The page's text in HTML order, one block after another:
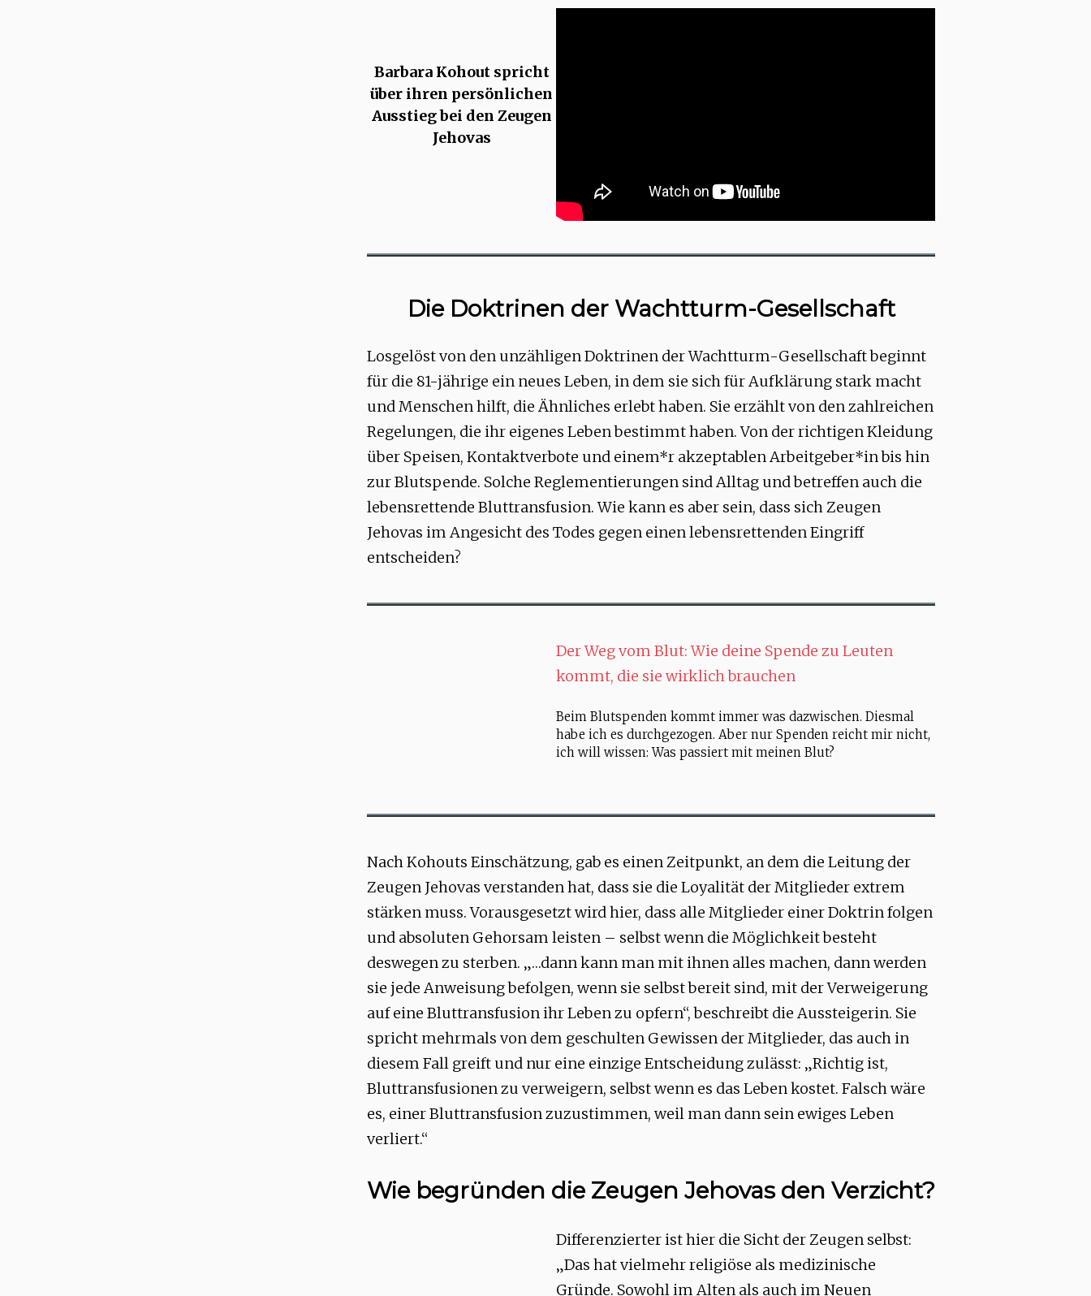
Barbara Kohout spricht
über ihren persönlichen
Ausstieg bei den Zeugen
Jehovas
Die Doktrinen der Wachtturm-Gesellschaft
Losgelöst von den unzähligen Doktrinen der Wachtturm-Gesellschaft beginnt
für die 81-jährige ein neues Leben, in dem sie sich für Aufklärung stark macht
und Menschen hilft, die Ähnliches erlebt haben. Sie erzählt von den zahlreichen
Regelungen, die ihr eigenes Leben bestimmt haben. Von der richtigen Kleidung
über Speisen, Kontaktverbote und einem*r akzeptablen Arbeitgeber*in bis hin
zur Blutspende. Solche Reglementierungen sind Alltag und betreffen auch die
lebensrettende Bluttransfusion. Wie kann es aber sein, dass sich Zeugen
Jehovas im Angesicht des Todes gegen einen lebensrettenden Eingriff
entscheiden?
Der Weg vom Blut: Wie deine Spende zu Leuten
kommt, die sie wirklich brauchen
Beim Blutspenden kommt immer was dazwischen. Diesmal
habe ich es durchgezogen. Aber nur Spenden reicht mir nicht,
ich will wissen: Was passiert mit meinen Blut?
Nach Kohouts Einschätzung, gab es einen Zeitpunkt, an dem die Leitung der
Zeugen Jehovas verstanden hat, dass sie die Loyalität der Mitglieder extrem
stärken muss. Vorausgesetzt wird hier, dass alle Mitglieder einer Doktrin folgen
und absoluten Gehorsam leisten – selbst wenn die Möglichkeit besteht
deswegen zu sterben. „…dann kann man mit ihnen alles machen, dann werden
sie jede Anweisung befolgen, wenn sie selbst bereit sind, mit der Verweigerung
auf eine Bluttransfusion ihr Leben zu opfern“, beschreibt die Aussteigerin. Sie
spricht mehrmals von dem geschulten Gewissen der Mitglieder, das auch in
diesem Fall greift und nur eine einzige Entscheidung zulässt: „Richtig ist,
Bluttransfusionen zu verweigern, selbst wenn es das Leben kostet. Falsch wäre
es, einer Bluttransfusion zuzustimmen, weil man dann sein ewiges Leben
verliert.“
Wie begründen die Zeugen Jehovas den Verzicht?
Differenzierter ist hier die Sicht der Zeugen selbst:
„Das hat vielmehr religiöse als medizinische
Gründe. Sowohl im Alten als auch im Neuen